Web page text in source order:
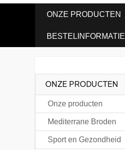
ONZE PRODUCTEN
BESTELINFORMATIE
ONZE PRODUCTEN
Onze producten
Mediterrane Broden
Sport en Gezondheid